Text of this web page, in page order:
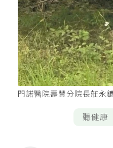
門諾醫院壽豐分院長莊永
聽健康